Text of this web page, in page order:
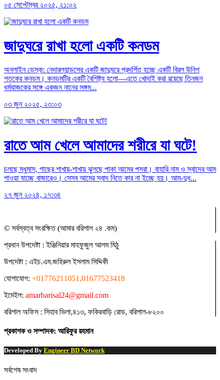
০৫ সেপ্টেম্বর ২০২৫, ২১:০২
জাদুঘরে রাখা হলো একটি কনডম
অনলাইন ডেস্ক: নেদারল্যান্ডসের একটি জাদুঘরে প্রদর্শিত হচ্ছে একটি বিরল উনিশ
শতকের কনডম। কনডমটির একটি বৈশিষ্ট্য হলো—এতে খোদাই করা রয়েছে তিনজন
ধর্মযাজকের সঙ্গে একজন নানের সঙ্গম...
০৩ জুন ২০২৫, ২৩:০৩
রাতে আম খেলে আমাদের শরীরে যা ঘটে!
চলছে মধুমাস, গাছের শাখায়-শাখায় ঝুলছে পাকা আমের পসরা। বাহারি নাম ও স্বাদের আম
পাওয়া যাচ্ছে বাজারেও। সেসব আমের স্বাদ নিতে কার না ইচ্ছে হয়। আম-দুধ...
২৭ জুন ২০২৪, ১৭:৩৪
© সর্বস্বত্ব সংরক্ষিত (আমার বরিশাল ২৪ .কম)
প্রধান ‍উপদেষ্টা : ‍ইঞ্জিনিয়ার মাহফুজুল আলম মিঠু
উপদেষ্টা : এইচ.এম.জহিরুল ইসলাম সিদ্দিকী
যোগাযোগ: +01776211051,01677523418
ইমেইল: amarbarisal24@gmail.com
বরিশাল অফিস : সিহাব ভিলা,৪১৩, ফকিরবাড়ি রোড, বরিশাল-৮২০০
প্রকাশক ও সম্পাদক: আরিফুর রহমান
Developed By Engineer BD Network
সর্বশেষ সংবাদ